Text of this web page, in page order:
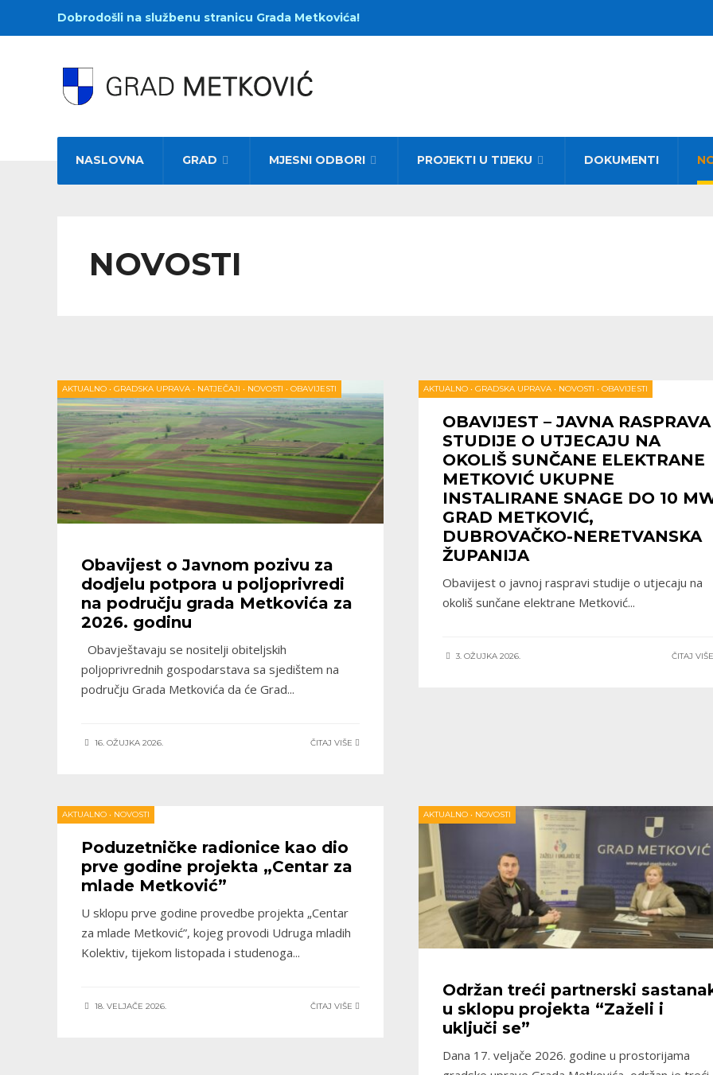
Dobrodošli na službenu stranicu Grada Metkovića!
NASLOVNA GRAD MJESNI ODBORI PROJEKTI U TIJEKU DOKUMENTI
NOVOSTI
AKTUALNO • GRADSKA UPRAVA • NATJEČAJI • NOVOSTI • OBAVIJESTI
Obavijest o Javnom pozivu za
dodjelu potpora u poljoprivredi
na području grada Metkovića za
2026. godinu
Obavještavaju se nositelji obiteljskih
poljoprivrednih gospodarstava sa sjedištem na
području Grada Metkovića da će Grad...
16. OŽUJKA 2026. ČITAJ VIŠE
AKTUALNO• GRADSKA UPRAVA• NOVOSTI • OBAVIJESTI
OBAVIJEST – JAVNA RASPRAVA
STUDIJE O UTJECAJU NA
OKOLIŠ SUNČANE ELEKTRANE
METKOVIĆ UKUPNE
INSTALIRANE SNAGE DO 10
GRAD METKOVIĆ,
DUBROVAČKO-NERETVANSKA
ŽUPANIJA
Obavijest o javnoj raspravi studije o utjecaju na
okoliš sunčane elektrane Metković...
3. OŽUJKA 2026. ČITAJ
AKTUALNO • NOVOSTI
Poduzetničke radionice kao dio
prve godine projekta „Centar za
mlade Metković”
U sklopu prve godine provedbe projekta „Centar
za mlade Metković”, kojeg provodi Udruga mladih
Kolektiv, tijekom listopada i studenoga...
18. VELJAČE 2026. ČITAJ VIŠE
AKTUALNO• NOVOSTI
Održan treći partnerski
u sklopu projekta “Zaželi i
uključi se”
Dana 17. veljače 2026. godine u prostorijama